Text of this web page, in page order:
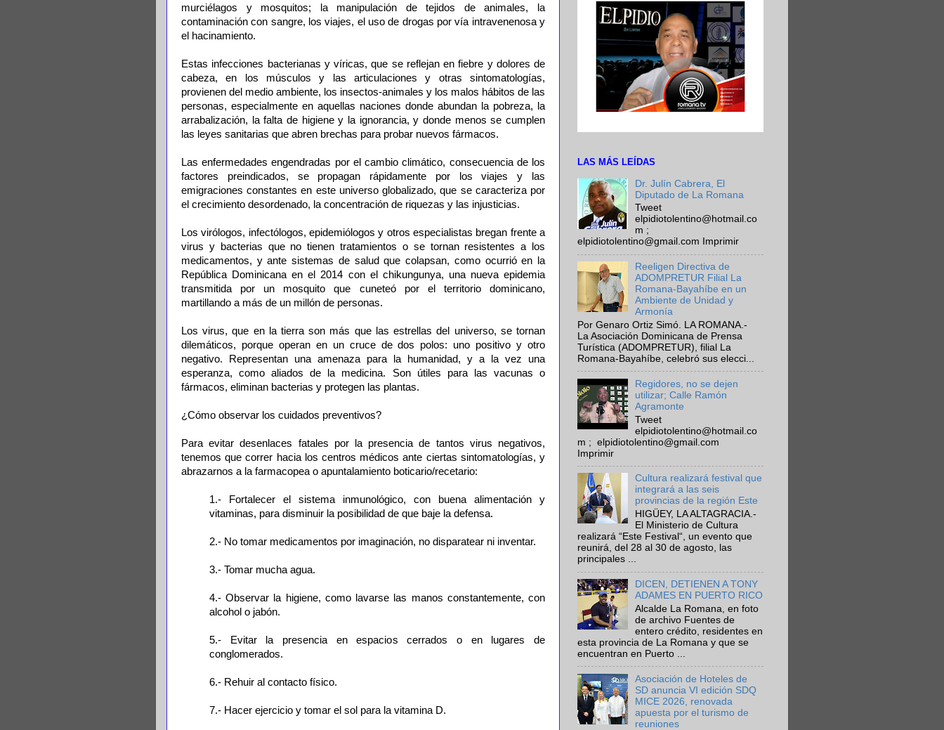
murciélagos y mosquitos; la manipulación de tejidos de animales, la
contaminación con sangre, los viajes, el uso de drogas por vía intravenenosa y
el hacinamiento.
Estas infecciones bacterianas y víricas, que se reflejan en fiebre y dolores de
cabeza, en los músculos y las articulaciones y otras sintomatologías,
provienen del medio ambiente, los insectos-animales y los malos hábitos de las
personas, especialmente en aquellas naciones donde abundan la pobreza, la
arrabalización, la falta de higiene y la ignorancia, y donde menos se cumplen
las leyes sanitarias que abren brechas para probar nuevos fármacos.
Las enfermedades engendradas por el cambio climático, consecuencia de los
factores preindicados, se propagan rápidamente por los viajes y las
emigraciones constantes en este universo globalizado, que se caracteriza por
el crecimiento desordenado, la concentración de riquezas y las injusticias.
Los virólogos, infectólogos, epidemiólogos y otros especialistas bregan frente a
virus y bacterias que no tienen tratamientos o se tornan resistentes a los
medicamentos, y ante sistemas de salud que colapsan, como ocurrió en la
República Dominicana en el 2014 con el chikungunya, una nueva epidemia
transmitida por un mosquito que cuneteó por el territorio dominicano,
martillando a más de un millón de personas.
Los virus, que en la tierra son más que las estrellas del universo, se tornan
dilemáticos, porque operan en un cruce de dos polos: uno positivo y otro
negativo. Representan una amenaza para la humanidad, y a la vez una
esperanza, como aliados de la medicina. Son útiles para las vacunas o
fármacos, eliminan bacterias y protegen las plantas.
¿Cómo observar los cuidados preventivos?
Para evitar desenlaces fatales por la presencia de tantos virus negativos,
tenemos que correr hacia los centros médicos ante ciertas sintomatologías, y
abrazarnos a la farmacopea o apuntalamiento boticario/recetario:
1.- Fortalecer el sistema inmunológico, con buena alimentación y
vitaminas, para disminuir la posibilidad de que baje la defensa.
2.- No tomar medicamentos por imaginación, no disparatear ni inventar.
3.- Tomar mucha agua.
4.- Observar la higiene, como lavarse las manos constantemente, con
alcohol o jabón.
5.- Evitar la presencia en espacios cerrados o en lugares de
conglomerados.
6.- Rehuir al contacto físico.
7.- Hacer ejercicio y tomar el sol para la vitamina D.
LAS MÁS LEÍDAS
Dr. Julín Cabrera, El
Diputado de La Romana
Tweet
elpidiotolentino@hotmail.co
m ;
elpidiotolentino@gmail.com Imprimir
Reeligen Directiva de
ADOMPRETUR Filial La
Romana-Bayahíbe en un
Ambiente de Unidad y
Armonía
Por Genaro Ortiz Simó. LA ROMANA.-
La Asociación Dominicana de Prensa
Turística (ADOMPRETUR), filial La
Romana-Bayahíbe, celebró sus elecci...
Regidores, no se dejen
utilizar; Calle Ramón
Agramonte
Tweet
elpidiotolentino@hotmail.co
m ; elpidiotolentino@gmail.com
Imprimir
Cultura realizará festival que
integrará a las seis
provincias de la región Este
HIGÜEY, LA ALTAGRACIA.-
El Ministerio de Cultura
realizará “Este Festival“, un evento que
reunirá, del 28 al 30 de agosto, las
principales ...
DICEN, DETIENEN A TONY
ADAMES EN PUERTO RICO
Alcalde La Romana, en foto
de archivo Fuentes de
entero crédito, residentes en
esta provincia de La Romana y que se
encuentran en Puerto ...
Asociación de Hoteles de
SD anuncia VI edición SDQ
MICE 2026, renovada
apuesta por el turismo de
reuniones